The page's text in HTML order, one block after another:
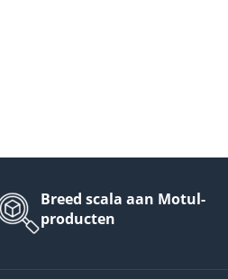
Breed scala aan Motul-
producten